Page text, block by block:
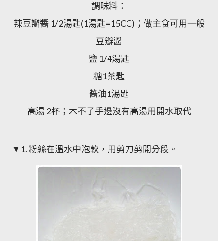
調味料：
辣豆瓣醬 1/2湯匙(1湯匙=15CC)；做主食可用一般
豆瓣醬
鹽 1/4湯匙
糖1茶匙
醬油1湯匙
高湯 2杯；木不子手邊沒有高湯用開水取代
▼1. 粉絲在溫水中泡軟，用剪刀剪開分段。